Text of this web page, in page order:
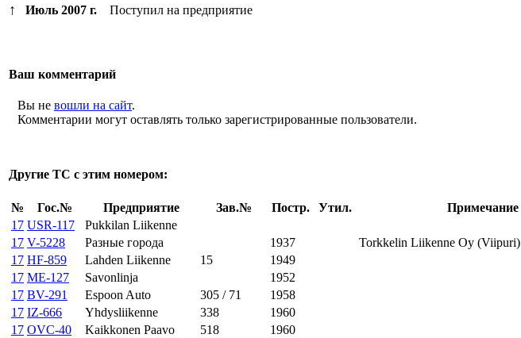
↑ Июль 2007 г. Поступил на предприятие
Ваш комментарий
Вы не вошли на сайт.
Комментарии могут оставлять только зарегистрированные пользователи.
Другие ТС с этим номером:
№ Гос.№ Предприятие Зав.№ Постр. Утил.
Примечание
17 USR-117
Pukkilan Liikenne
17 V-5228 Разные города 1937
Torkkelin Liikenne Oy (Viipuri)
17 HF-859 Lahden Liikenne 15
1949
17 ME-127 Savonlinja
1952
17 BV-291 Espoon Auto 305 / 71
1958
17 IZ-666 Yhdysliikenne 338
1960
17 OVC-40 Kaikkonen Paavo 518
1960